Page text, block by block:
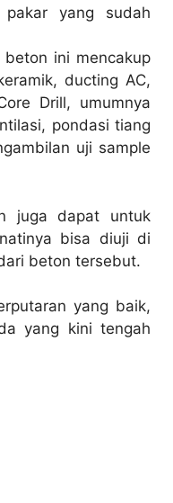
yang sudah
ini mencakup
ducting AC,
Drill, umumnya
pondasi tiang
uji sample
juga dapat untuk
bisa diuji di
beton tersebut.
yang baik,
yang kini tengah